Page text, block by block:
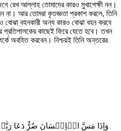
রেখ আল্লাহ তোমাদের কারও মুখাপেক্ষী নন।
না। আর তোমরা কৃতজ্ঞতা প্রকাশ করলে, তিনি
বহনকারী অন্য কারও বোঝা বহন করবে
কাছেই ফিরে যেতে হবে। তখন
অবহিত করবেন। নিশ্চয়ই তিনি অন্তরের
وَاِذَا مَسَّ الۡاِنۡسَانَ ضُرٌّ دَعَا